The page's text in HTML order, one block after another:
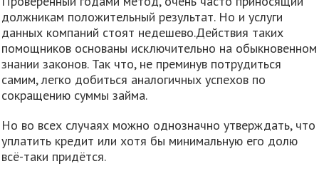
должникам положительный результат. Но и услуги
данных компаний стоят недешево.Действия таких
помощников основаны исключительно на обыкновенном
знании законов. Так что, не преминув потрудиться
самим, легко добиться аналогичных успехов по
сокращению суммы займа.
Но во всех случаях можно однозначно утверждать, что
уплатить кредит или хотя бы минимальную его долю
всё-таки придётся.